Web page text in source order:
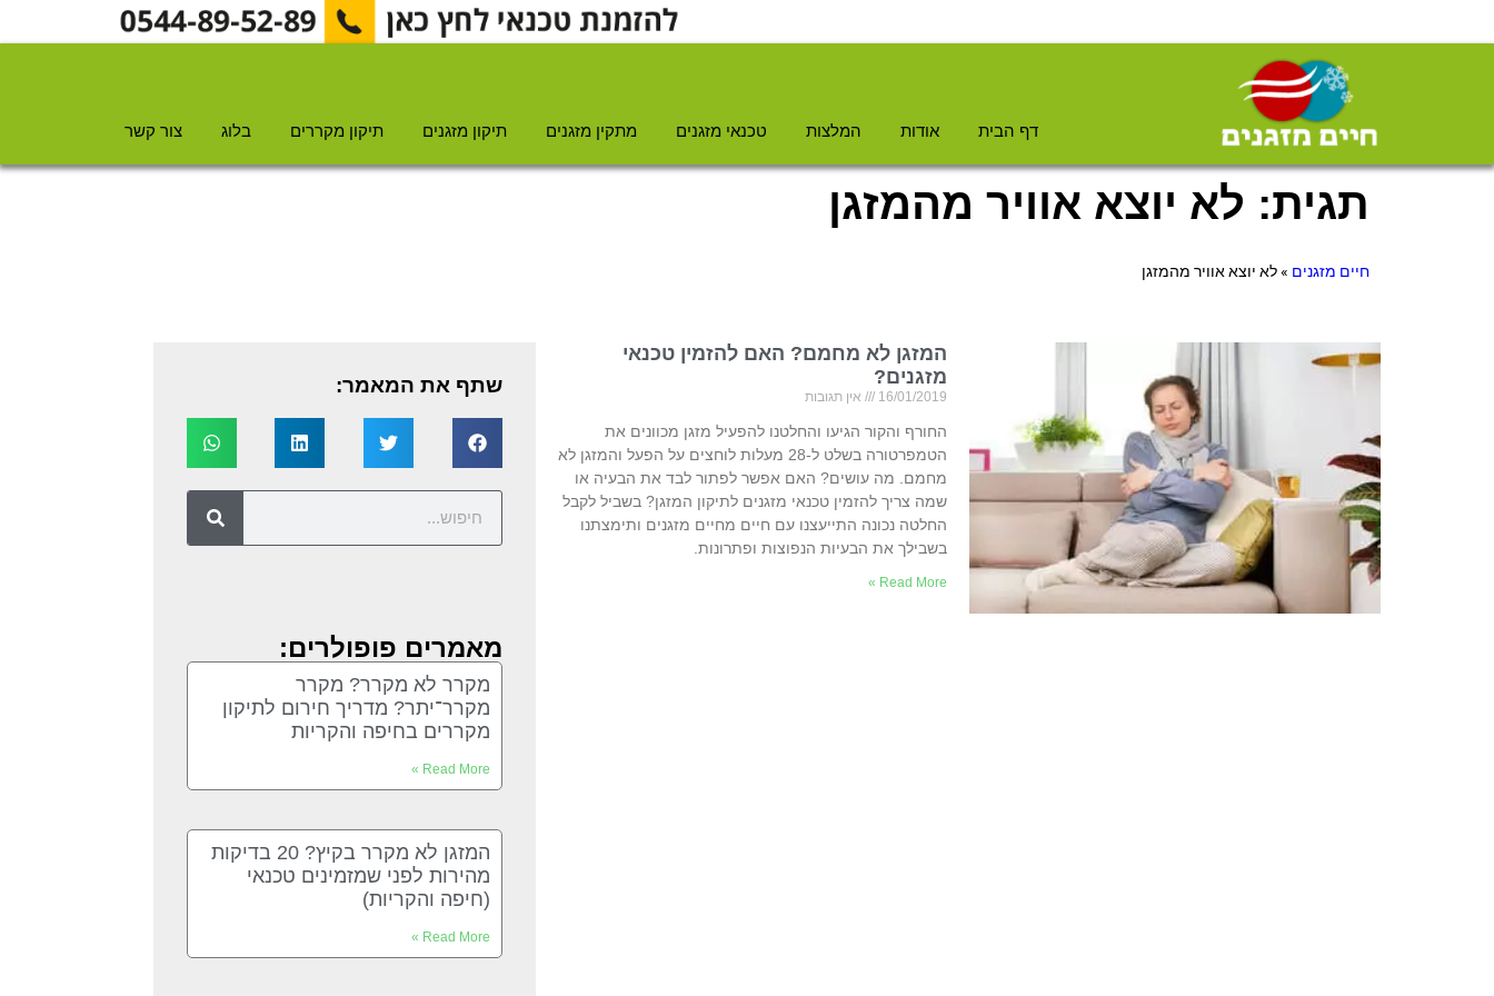
דף הבית אודות המלצות טכנאי מזגנים מתקין מזגנים תיקון מזגנים תיקון מקררים בלוג צור קשר
תגית: לא יוצא אוויר מהמזגן
חיים מזגנים »לא יוצא אוויר מהמזגן
המזגן לא מחמם? האם להזמין טכנאי
מזגנים?
16/01/2019 אין תגובות
החורף והקור הגיעו והחלטנו להפעיל מזגן מכוונים את
הטמפרטורה בשלט ל-28 מעלות לוחצים על הפעל והמזגן לא
מחמם. מה עושים? האם אפשר לפתור לבד את הבעיה או
שמה צריך להזמין טכנאי מזגנים לתיקון המזגן? בשביל לקבל
החלטה נכונה התייעצנו עם חיים מחיים מזגנים ותימצתנו
בשבילך את הבעיות הנפוצות ופתרונות.
Read More »
שתף את המאמר:
מאמרים פופולרים:
מקרר לא מקרר? מקרר
מקרר־יתר? מדריך חירום לתיקון
מקררים בחיפה והקריות
Read More »
המזגן לא מקרר בקיץ? 20 בדיקות
מהירות לפני שמזמינים טכנאי
(חיפה והקריות)
Read More »